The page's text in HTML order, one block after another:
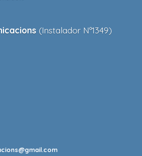
(Instalador Nº1349)